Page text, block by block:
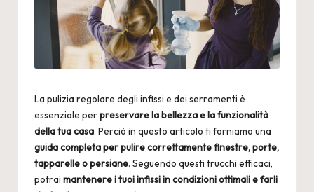
La pulizia regolare degli infissi e dei serramenti è
essenziale perpreservare la bellezza e la funzionalità
della tua casa. Perciò in questo articolo ti forniamo una
guida completa per pulire correttamente finestre, porte,
tapparelle o persiane. Seguendo questi trucchi efficaci,
potrai mantenere i tuoi infissi in condizioni ottimali e farli